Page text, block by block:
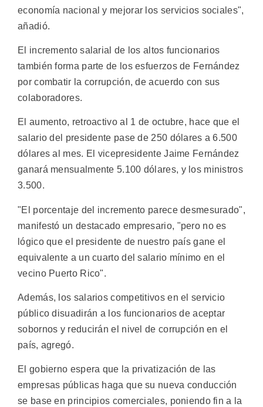
economía nacional y mejorar los servicios sociales",
añadió.
El incremento salarial de los altos funcionarios
también forma parte de los esfuerzos de Fernández
por combatir la corrupción, de acuerdo con sus
colaboradores.
El aumento, retroactivo al 1 de octubre, hace que el
salario del presidente pase de 250 dólares a 6.500
dólares al mes. El vicepresidente Jaime Fernández
ganará mensualmente 5.100 dólares, y los ministros
3.500.
"El porcentaje del incremento parece desmesurado",
manifestó un destacado empresario, "pero no es
lógico que el presidente de nuestro país gane el
equivalente a un cuarto del salario mínimo en el
vecino Puerto Rico".
Además, los salarios competitivos en el servicio
público disuadirán a los funcionarios de aceptar
sobornos y reducirán el nivel de corrupción en el
país, agregó.
El gobierno espera que la privatización de las
empresas públicas haga que su nueva conducción
se base en principios comerciales, poniendo fin a la